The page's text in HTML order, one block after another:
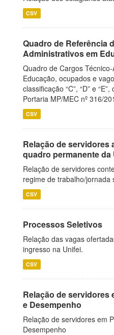
CSV
Quadro de Referência
Administrativos em
Quadro de Cargos
Educação, ocupados e
classificação “C”, “D” e
Portaria MP/MEC nº 316/
CSV
Relação de servidores
quadro permanente da
Relação de servidores
regime de trabalho/jornada
CSV
Processos Seletivos
Relação das vagas
ingresso na Unifei.
CSV
Relação de servidores
e Desempenho
Relação de servidores em
Desempenho